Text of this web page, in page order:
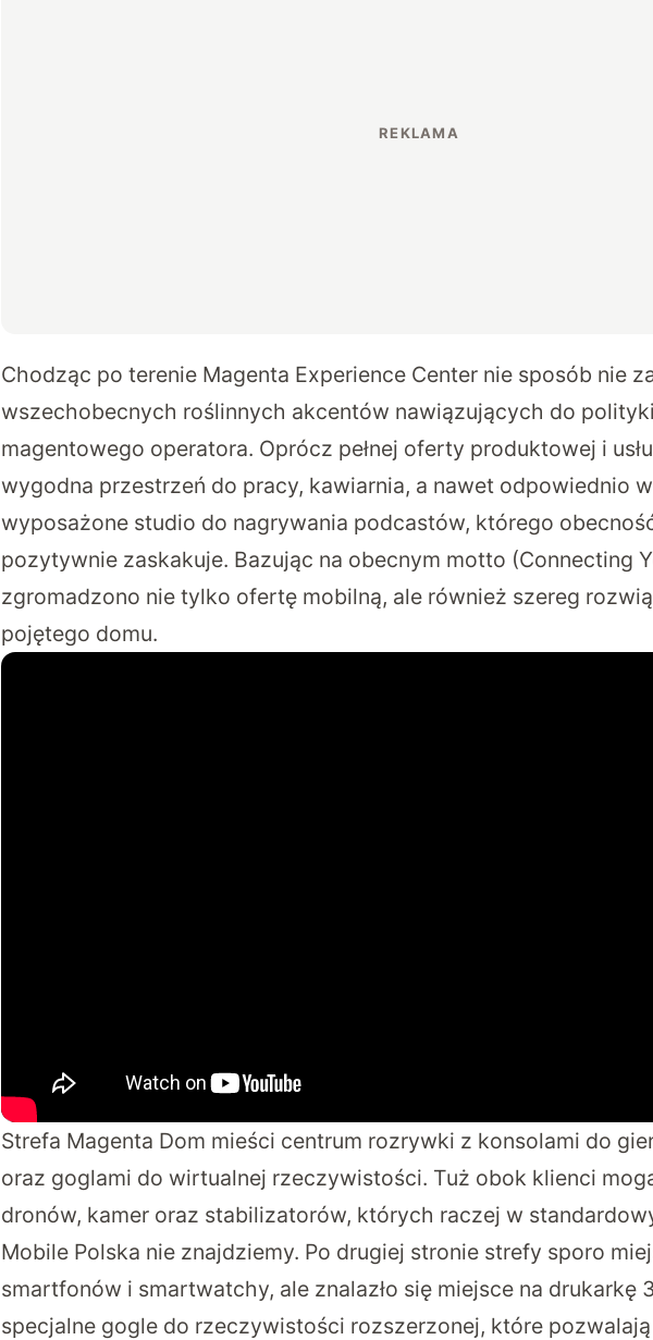
Chodząc po terenie Magenta Experience Center nie sposób nie
wszechobecnych roślinnych akcentów nawiązujących do
magentowego operatora. Oprócz pełnej oferty produktowej i
wygodna przestrzeń do pracy, kawiarnia, a nawet odpowiednio
wyposażone studio do nagrywania podcastów, którego
pozytywnie zaskakuje. Bazując na obecnym motto (Connecting
zgromadzono nie tylko ofertę mobilną, ale również szereg
pojętego domu.
Strefa Magenta Dom mieści centrum rozrywki z konsolami do
oraz goglami do wirtualnej rzeczywistości. Tuż obok klienci
dronów, kamer oraz stabilizatorów, których raczej w
Mobile Polska nie znajdziemy. Po drugiej stronie strefy sporo
smartfonów i smartwatchy, ale znalazło się miejsce na drukarkę
specjalne gogle do rzeczywistości rozszerzonej, które